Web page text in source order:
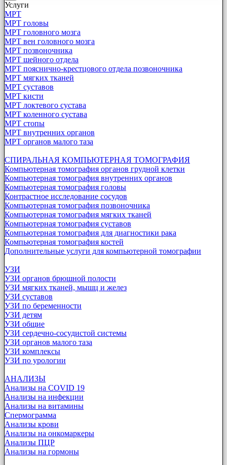
Услуги
МРТ
МРТ головы
МРТ головного мозга
МРТ вен головного мозга
МРТ позвоночника
МРТ шейного отдела
МРТ пояснично-крестцового отдела позвоночника
МРТ мягких тканей
МРТ суставов
МРТ кисти
МРТ локтевого сустава
МРТ коленного сустава
МРТ стопы
МРТ внутренних органов
МРТ органов малого таза
СПИРАЛЬНАЯ КОМПЬЮТЕРНАЯ ТОМОГРАФИЯ
Компьютерная томография органов грудной клетки
Компьютерная томография внутренних органов
Компьютерная томография головы
Контрастное исследование сосудов
Компьютерная томография позвоночника
Компьютерная томография мягких тканей
Компьютерная томография суставов
Компьютерная томография для диагностики рака
Компьютерная томография костей
Дополнительные услуги для компьютерной томографии
УЗИ
УЗИ органов брюшной полости
УЗИ мягких тканей, мышц и желез
УЗИ суставов
УЗИ по беременности
УЗИ детям
УЗИ общие
УЗИ сердечно-сосудистой системы
УЗИ органов малого таза
УЗИ комплексы
УЗИ по урологии
АНАЛИЗЫ
Анализы на COVID 19
Анализы на инфекции
Анализы на витамины
Спермограмма
Анализы крови
Анализы на онкомаркеры
Анализы ПЦР
Анализы на гормоны